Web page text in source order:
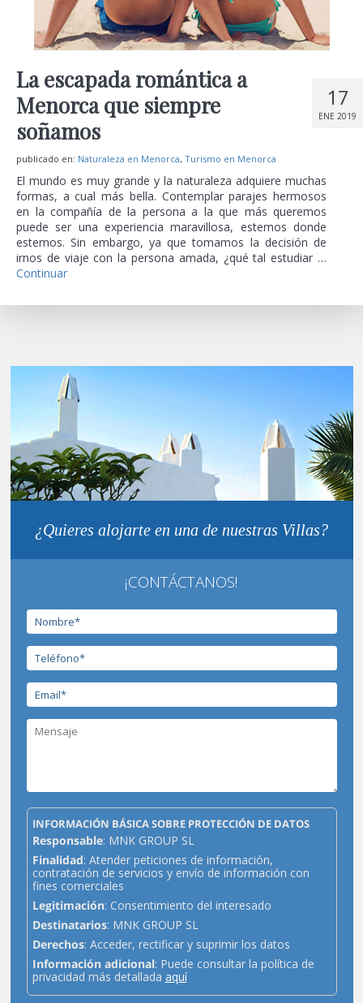
17
ENE 2019
La escapada romántica a
Menorca que siempre
soñamos
publicado en: Naturaleza en Menorca, Turismo en Menorca
El mundo es muy grande y la naturaleza adquiere muchas
formas, a cual más bella. Contemplar parajes hermosos
en la compañía de la persona a la que más queremos
puede ser una experiencia maravillosa, estemos donde
estemos. Sin embargo, ya que tomamos la decisión de
irnos de viaje con la persona amada, ¿qué tal estudiar …
Continuar
¿Quieres alojarte en una de nuestras Villas?
¡CONTÁCTANOS!
INFORMACIÓN BÁSICA SOBRE PROTECCIÓN DE DATOS
Responsable: MNK GROUP SL
Finalidad: Atender peticiones de información,
contratación de servicios y envío de información con
fines comerciales
Legitimación: Consentimiento del interesado
Destinatarios: MNK GROUP SL
Derechos: Acceder, rectificar y suprimir los datos
Información adicional: Puede consultar la política de
privacidad más detallada aquí